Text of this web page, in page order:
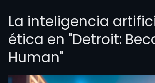
La inteligencia
ética en "Detroit:
Human"